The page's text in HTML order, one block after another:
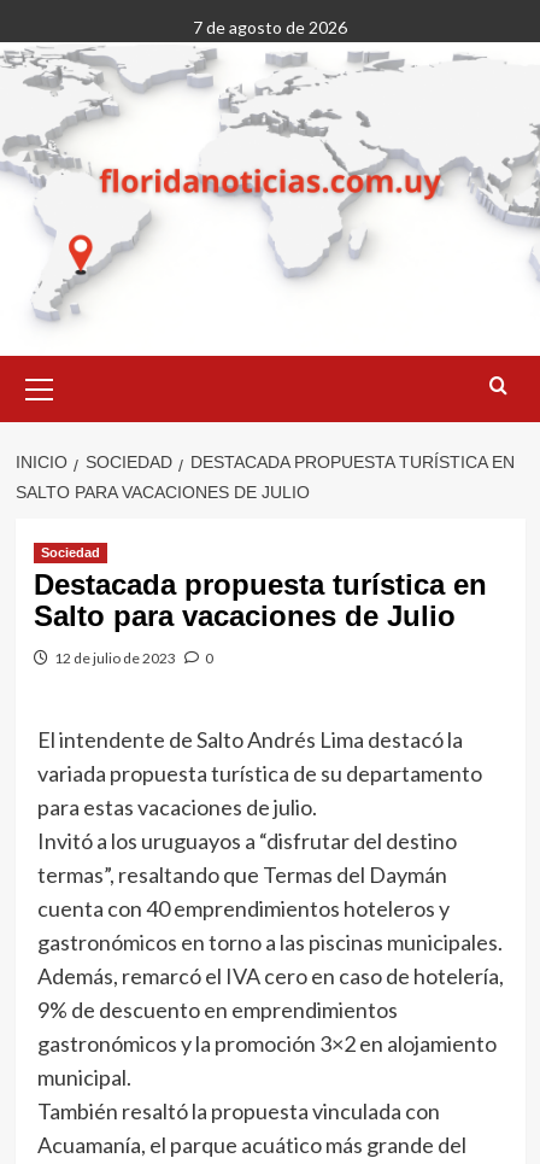
al
contenido
7 de agosto de 2026
primario
INICIO SOCIEDAD
DESTACADA PROPUESTA TURÍSTICA EN
SALTO PARA VACACIONES DE JULIO
Sociedad
Destacada propuesta turística en
Salto para vacaciones de Julio
12 de julio de 2023 0
El intendente de Salto Andrés Lima destacó la
variada propuesta turística de su departamento
para estas vacaciones de julio.
Invitó a los uruguayos a “disfrutar del destino
termas”, resaltando que Termas del Daymán
cuenta con 40 emprendimientos hoteleros y
gastronómicos en torno a las piscinas municipales.
Además, remarcó el IVA cero en caso de hotelería,
9% de descuento en emprendimientos
gastronómicos y la promoción 3×2 en alojamiento
municipal.
También resaltó la propuesta vinculada con
Acuamanía, el parque acuático más grande del